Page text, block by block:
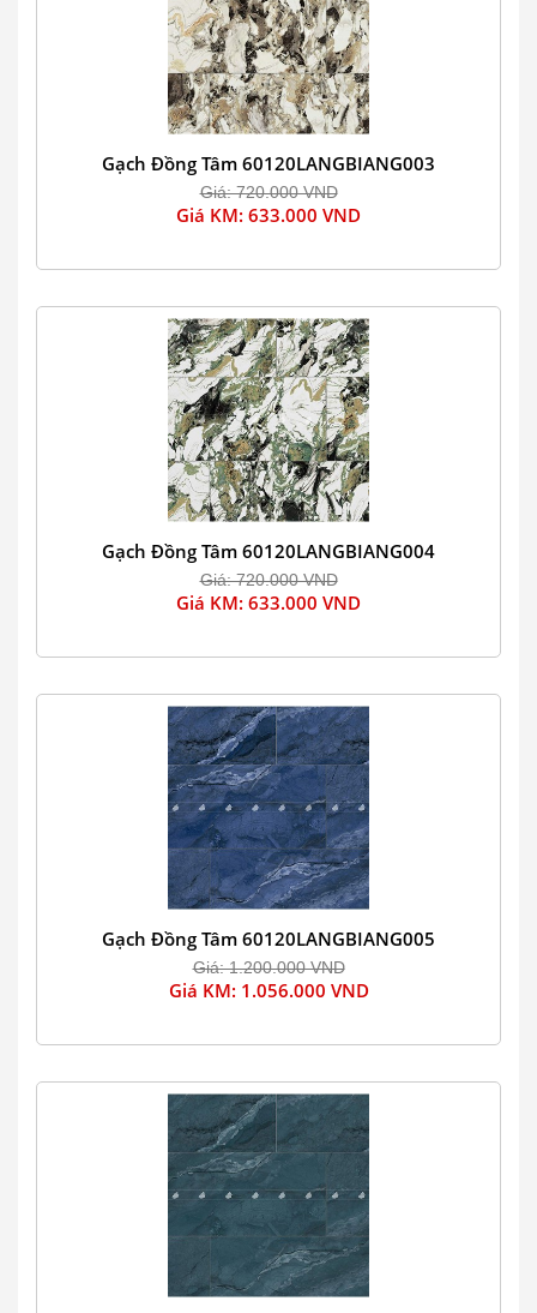
Gạch Đồng Tâm 60120LANGBIANG003
Giá: 720.000 VND
Giá KM: 633.000 VND
Gạch Đồng Tâm 60120LANGBIANG004
Giá: 720.000 VND
Giá KM: 633.000 VND
Gạch Đồng Tâm 60120LANGBIANG005
Giá: 1.200.000 VND
Giá KM: 1.056.000 VND